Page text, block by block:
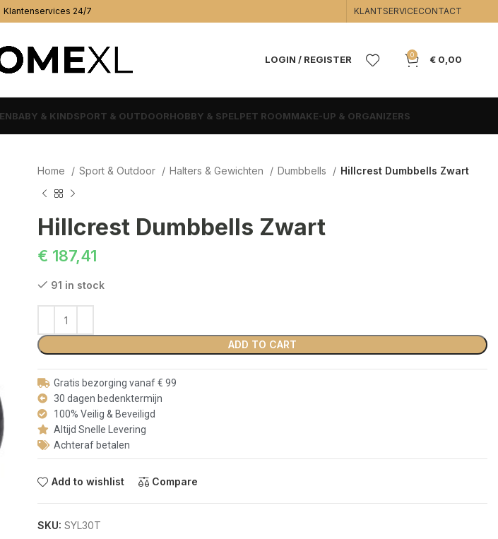
24/7 KLANTSERVICECONTACT
LOGIN / REGISTER 0 € 0,00
BABY & KINDSPORT & OUTDOORHOBBY & SPEL PET ROOMMAKE-UP & ORGANIZERS
Home Sport & Outdoor Halters & Gewichten Dumbbells Hillcrest Dumbbells Zwart
Hillcrest Dumbbells Zwart
€ 187,41
91 in stock
ADD TO CART
Gratis bezorging vanaf € 99
30 dagen bedenktermijn
100% Veilig & Beveiligd
Altijd Snelle Levering
Achteraf betalen
Add to wishlist Compare
SKU: SYL30T